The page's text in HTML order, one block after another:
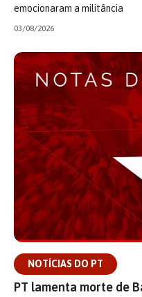
emocionaram a militância
03/08/2026
NOTÍCIAS DO PT
PT lamenta morte de